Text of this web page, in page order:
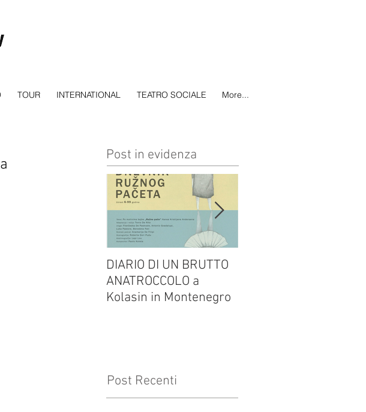
TOUR INTERNATIONAL TEATRO SOCIALE More...
Post in evidenza
DIARIO DI UN BRUTTO
ANATROCCOLO a
Kolasin in Montenegro
Post Recenti